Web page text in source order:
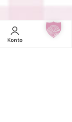
Konto